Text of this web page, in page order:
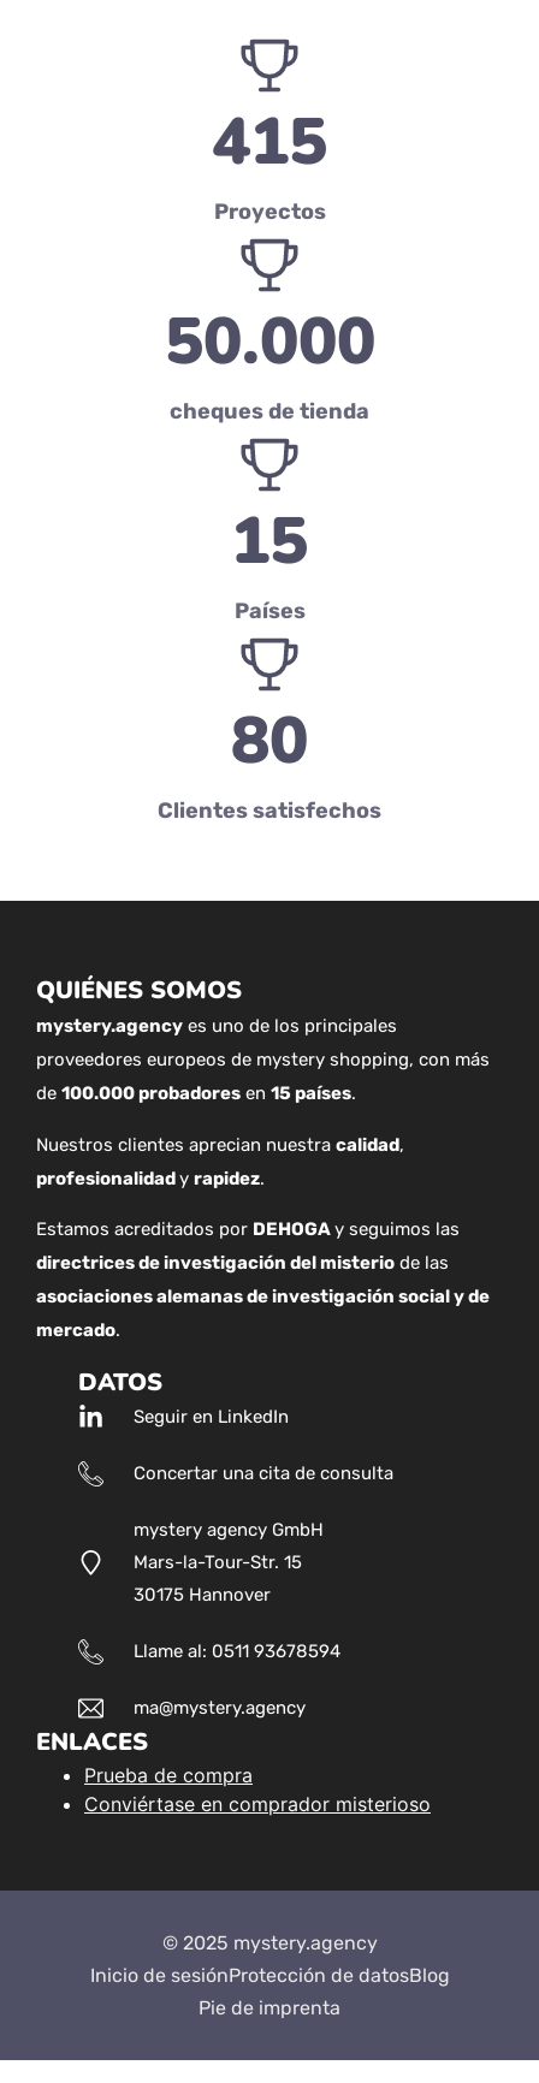
415
Proyectos
50.000
cheques de tienda
15
Países
80
Clientes satisfechos
QUIÉNES SOMOS
mystery.agency es uno de los principales
proveedores europeos de mystery shopping, con más
de 100.000 probadores en 15 países.
Nuestros clientes aprecian nuestra calidad,
profesionalidady rapidez.
Estamos acreditados por DEHOGAy seguimos las
directrices de investigación del misterio de las
asociaciones alemanas de investigación social y de
mercado.
DATOS
Seguir en LinkedIn
Concertar una cita de consulta
mystery agency GmbH
Mars-la-Tour-Str. 15
30175 Hannover
Llame al: 0511 93678594
ma@mystery.agency
ENLACES
Prueba de compra
Conviértase en comprador misterioso
© 2025 mystery.agency
Inicio de sesiónProtección de datosBlog
Pie de imprenta